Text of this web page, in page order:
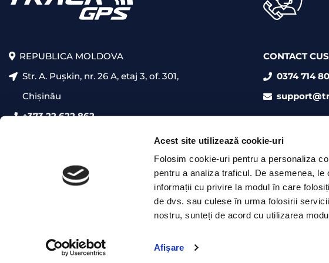
Acest site utilizează cookie-uri
Folosim cookie-uri pentru a personaliza
pentru a analiza traficul. De asemenea,
informații cu privire la modul în care
de dvs. sau culese în urma folosirii
nostru, sunteți de acord cu utilizarea
Afişare
REPUBLICA MOLDOVA
Str. A. Pușkin, nr. 26 A, etaj 3, of. 301,
Chișinău
+373 22 622 862
CONTACT
0374 714
Premii & Certificări|Confidențialitate| Termeni & Condiții